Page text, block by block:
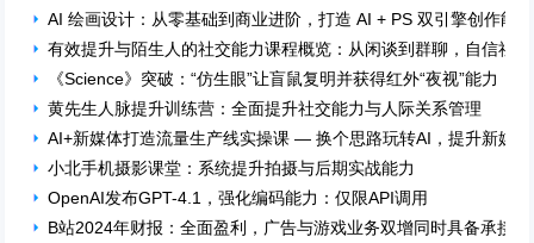
AI 绘画设计：从零基础到商业进阶，打造 AI + PS 双引擎创作能力
有效提升与陌生人的社交能力课程概览：从闲谈到群聊，自信社
《Science》突破：“仿生眼”让盲鼠复明并获得红外“夜视”能力！
黄先生人脉提升训练营：全面提升社交能力与人际关系管理
AI+新媒体打造流量生产线实操课 — 换个思路玩转AI，提升新媒
小北手机摄影课堂：系统提升拍摄与后期实战能力
OpenAI发布GPT-4.1，强化编码能力：仅限API调用
B站2024年财报：全面盈利，广告与游戏业务双增同时具备承接